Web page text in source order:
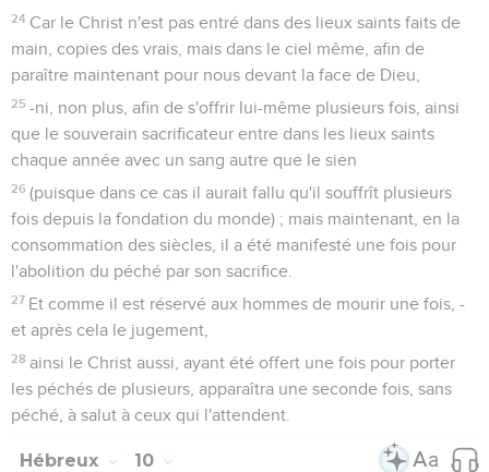
24 Car le Christ n'est pas entré dans des lieux saints faits de
main, copies des vrais, mais dans le ciel même, afin de
paraître maintenant pour nous devant la face de Dieu,
25 -ni, non plus, afin de s'offrir lui-même plusieurs fois, ainsi
que le souverain sacrificateur entre dans les lieux saints
chaque année avec un sang autre que le sien
26 (puisque dans ce cas il aurait fallu qu'il souffrît plusieurs
fois depuis la fondation du monde) ; mais maintenant, en la
consommation des siècles, il a été manifesté une fois pour
l'abolition du péché par son sacrifice.
27 Et comme il est réservé aux hommes de mourir une fois, -
et après cela le jugement,
28 ainsi le Christ aussi, ayant été offert une fois pour porter
les péchés de plusieurs, apparaîtra une seconde fois, sans
péché, à salut à ceux qui l'attendent.
Hébreux 10